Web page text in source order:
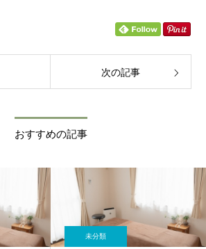
ます。これまでお待ちいただいた皆様、そし
てこれからお会いする皆様と、新しいスター
かし、独自の**「大人の動作書き換えパーソ
「身体の使い方」そのものを書き換える新し
いアプローチ。施術後の「身体が軽い！」
「明日からまた颯爽と歩ける！」という皆様
の晴れやかな笑顔が、私の何よりの原動力で
す。 これからも現場で腕を磨き続け、夫婦二
人三脚で、皆様が自分らしく、しなやかに輝
次の記事
おすすめの記事
未分類